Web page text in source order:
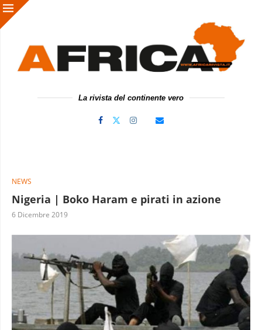
La rivista del continente vero
NEWS
Nigeria | Boko Haram e pirati in azione
6 Dicembre 2019